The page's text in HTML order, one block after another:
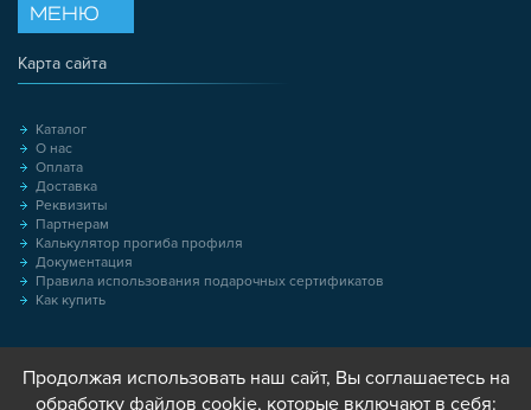
МЕНЮ
Карта сайта
Каталог
О нас
Оплата
Доставка
Реквизиты
Партнерам
Калькулятор прогиба профиля
Документация
Правила использования подарочных сертификатов
Как купить
Продолжая использовать наш сайт, Вы соглашаетесь на
обработку файлов cookie, которые включают в себя: